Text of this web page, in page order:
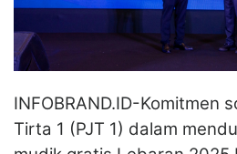
INFOBRAND.ID-Komitmen
Tirta 1 (PJT 1) dalam